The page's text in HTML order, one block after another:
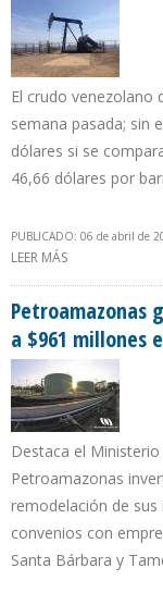
El crudo venezolano
semana pasada; sin
dólares si se
46,66 dólares por
PUBLICADO: 06 de abril de
LEER MÁS
Petroamazonas
a $961 millones
Destaca el
Petroamazonas
remodelación de
convenios con
Santa Bárbara y